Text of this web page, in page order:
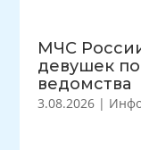
МЧС
девушек
ведомства
3.08.2026 |